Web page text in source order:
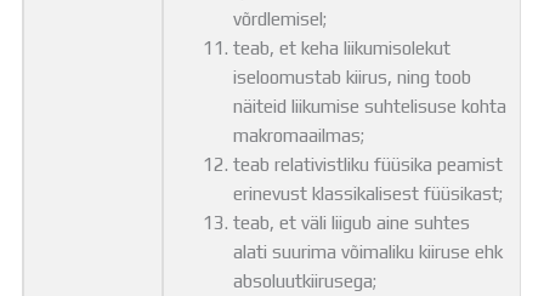
võrdlemisel;
teab, et keha liikumisolekut
iseloomustab kiirus, ning toob
näiteid liikumise suhtelisuse kohta
makromaailmas;
teab relativistliku füüsika peamist
erinevust klassikalisest füüsikast;
teab, et väli liigub aine suhtes
alati suurima võimaliku kiiruse ehk
absoluutkiirusega;